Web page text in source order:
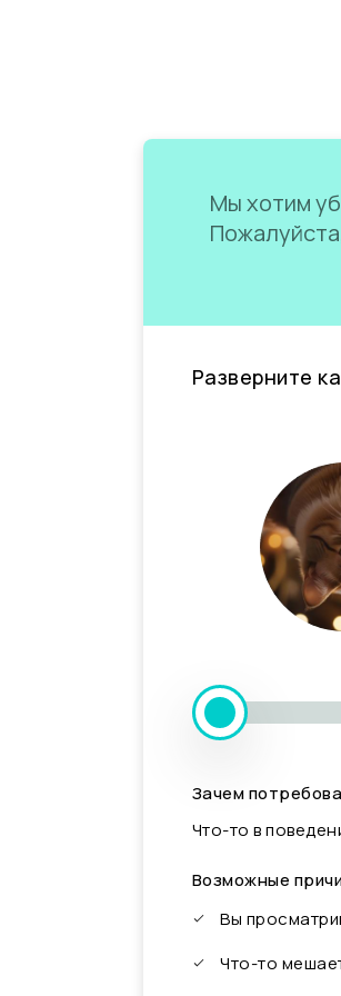
Мы хотим
Разверните
Зачем
Что-то в
Возможные
Вы
Что-то